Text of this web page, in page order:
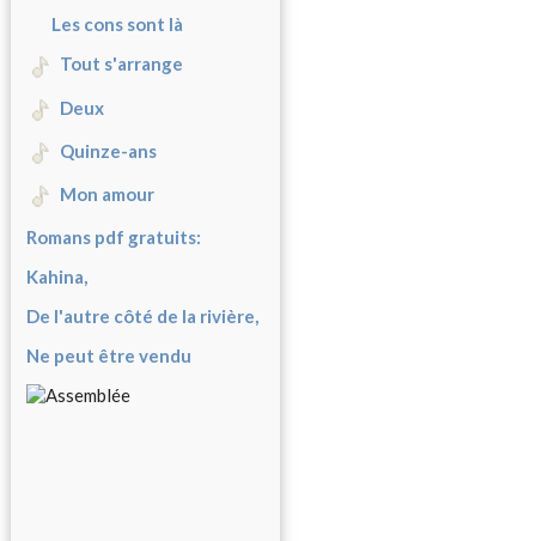
Les cons sont là
Tout s'arrange
Deux
Quinze-ans
Mon amour
Romans pdf gratuits:
Kahina,
De l'autre côté de la rivière,
Ne peut être vendu